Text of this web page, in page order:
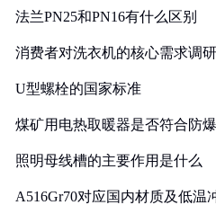
法兰PN25和PN16有什么区别
消费者对洗衣机的核心需求调
U型螺栓的国家标准
煤矿用电热取暖器是否符合防
照明母线槽的主要作用是什么
A516Gr70对应国内材质及低温